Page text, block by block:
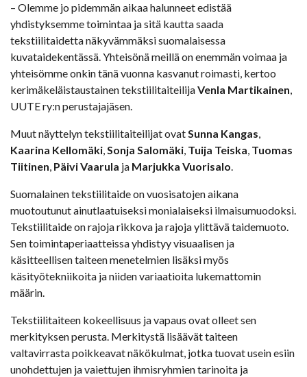
– Olemme jo pidemmän aikaa halunneet edistää
yhdistyksemme toimintaa ja sitä kautta saada
tekstiilitaidetta näkyvämmäksi suomalaisessa
kuvataidekentässä. Yhteisönä meillä on enemmän voimaa ja
yhteisömme onkin tänä vuonna kasvanut roimasti, kertoo
kerimäkeläistaustainen tekstiilitaiteilijaVenla Martikainen,
UUTE ry:n perustajajäsen.
Muut näyttelyn tekstiilitaiteilijat ovatSunna Kangas,
Kaarina Kellomäki,Sonja Salomäki, Tuija Teiska, Tuomas
Tiitinen, Päivi Vaarula ja Marjukka Vuorisalo.
Suomalainen tekstiilitaide on vuosisatojen aikana
muotoutunut ainutlaatuiseksi monialaiseksi ilmaisumuodoksi.
Tekstiilitaide on rajoja rikkova ja rajoja ylittävä taidemuoto.
Sen toimintaperiaatteissa yhdistyy visuaalisen ja
käsitteellisen taiteen menetelmien lisäksi myös
käsityötekniikoita ja niiden variaatioita lukemattomin
määrin.
Tekstiilitaiteen kokeellisuus ja vapaus ovat olleet sen
merkityksen perusta. Merkitystä lisäävät taiteen
valtavirrasta poikkeavat näkökulmat, jotka tuovat usein esiin
unohdettujen ja vaiettujen ihmisryhmien tarinoita ja